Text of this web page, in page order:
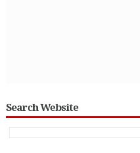
Search Website